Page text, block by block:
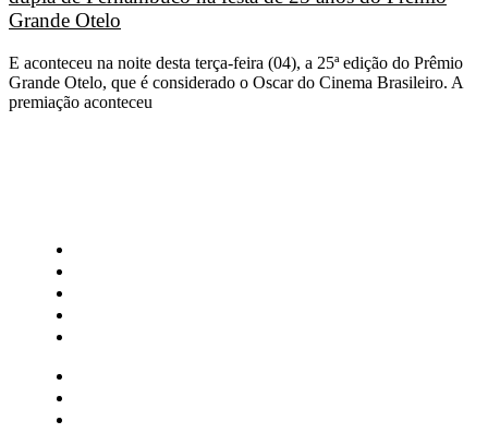
Grande Otelo
E aconteceu na noite desta terça-feira (04), a 25ª edição do Prêmio
Grande Otelo, que é considerado o Oscar do Cinema Brasileiro. A
premiação aconteceu